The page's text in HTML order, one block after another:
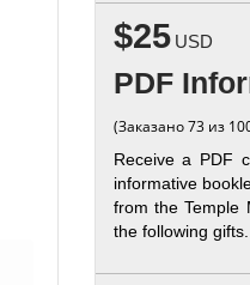
$25 USD
PDF
(Заказано 73 из
Receive a PDF
informative
from the Temple
the following gifts.